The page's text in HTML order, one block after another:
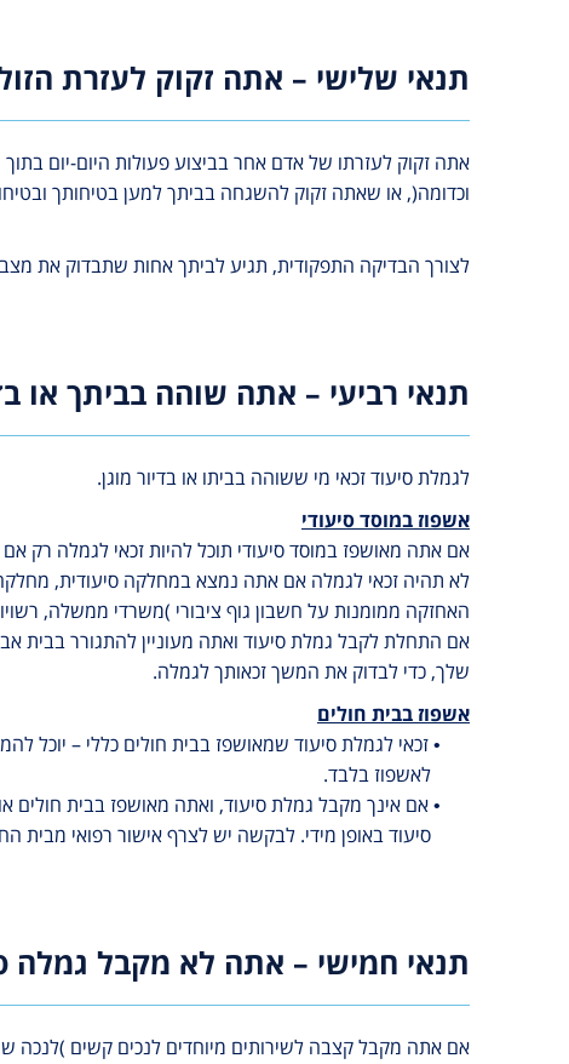
תנאי שלישי – אתה זקוק לעזרת
אתה זקוק לעזרתו של אדם אחר בביצוע פעולות היום-יום
וכדומה(, או שאתה זקוק להשגחה בביתך למען בטיחותך
לצורך הבדיקה התפקודית, תגיע לביתך אחות שתבדוק את
תנאי רביעי – אתה שוהה בביתך או
לגמלת סיעוד זכאי מי ששוהה בביתו או בדיור מוגן.
אשפוז במוסד סיעודי
אם אתה מאושפז במוסד סיעודי תוכל להיות זכאי לגמלה רק
לא תהיה זכאי לגמלה אם אתה נמצא במחלקה סיעודית,
האחזקה ממומנות על חשבון גוף ציבורי )משרדי ממשלה,
אם התחלת לקבל גמלת סיעוד ואתה מעוניין להתגורר בבית
שלך, כדי לבדוק את המשך זכאותך לגמלה.
אשפוז בבית חולים
• זכאי לגמלת סיעוד שמאושפז בבית חולים כללי – יוכל להמשיך
לאשפוז בלבד.
• אם אינך מקבל גמלת סיעוד, ואתה מאושפז בבית חולים
סיעוד באופן מידי. לבקשה יש לצרף אישור רפואי מבית
תנאי חמישי – אתה לא מקבל גמלה
אם אתה מקבל קצבה לשירותים מיוחדים לנכים קשים )לנכה